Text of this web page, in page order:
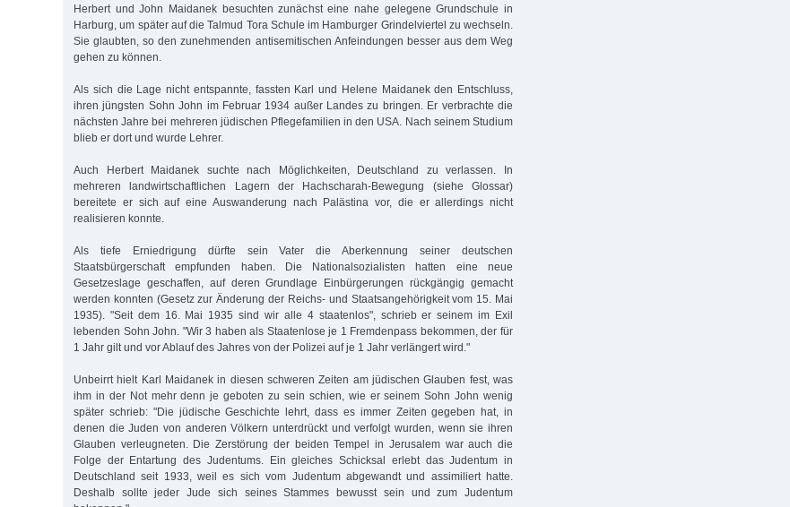
Herbert und John Maidanek besuchten zunächst eine nahe gelegene Grundschule in
Harburg, um später auf die Talmud Tora Schule im Hamburger Grindelviertel zu wechseln.
Sie glaubten, so den zunehmenden antisemitischen Anfeindungen besser aus dem Weg
gehen zu können.
Als sich die Lage nicht entspannte, fassten Karl und Helene Maidanek den Entschluss,
ihren jüngsten Sohn John im Februar 1934 außer Landes zu bringen. Er verbrachte die
nächsten Jahre bei mehreren jüdischen Pflegefamilien in den USA. Nach seinem Studium
blieb er dort und wurde Lehrer.
Auch Herbert Maidanek suchte nach Möglichkeiten, Deutschland zu verlassen. In
mehreren landwirtschaftlichen Lagern der Hachscharah-Bewegung (siehe Glossar)
bereitete er sich auf eine Auswanderung nach Palästina vor, die er allerdings nicht
realisieren konnte.
Als tiefe Erniedrigung dürfte sein Vater die Aberkennung seiner deutschen
Staatsbürgerschaft empfunden haben. Die Nationalsozialisten hatten eine neue
Gesetzeslage geschaffen, auf deren Grundlage Einbürgerungen rückgängig gemacht
werden konnten (Gesetz zur Änderung der Reichs- und Staatsangehörigkeit vom 15. Mai
1935). "Seit dem 16. Mai 1935 sind wir alle 4 staatenlos", schrieb er seinem im Exil
lebenden Sohn John. "Wir 3 haben als Staatenlose je 1 Fremdenpass bekommen, der für
1 Jahr gilt und vor Ablauf des Jahres von der Polizei auf je 1 Jahr verlängert wird."
Unbeirrt hielt Karl Maidanek in diesen schweren Zeiten am jüdischen Glauben fest, was
ihm in der Not mehr denn je geboten zu sein schien, wie er seinem Sohn John wenig
später schrieb: "Die jüdische Geschichte lehrt, dass es immer Zeiten gegeben hat, in
denen die Juden von anderen Völkern unterdrückt und verfolgt wurden, wenn sie ihren
Glauben verleugneten. Die Zerstörung der beiden Tempel in Jerusalem war auch die
Folge der Entartung des Judentums. Ein gleiches Schicksal erlebt das Judentum in
Deutschland seit 1933, weil es sich vom Judentum abgewandt und assimiliert hatte.
Deshalb sollte jeder Jude sich seines Stammes bewusst sein und zum Judentum